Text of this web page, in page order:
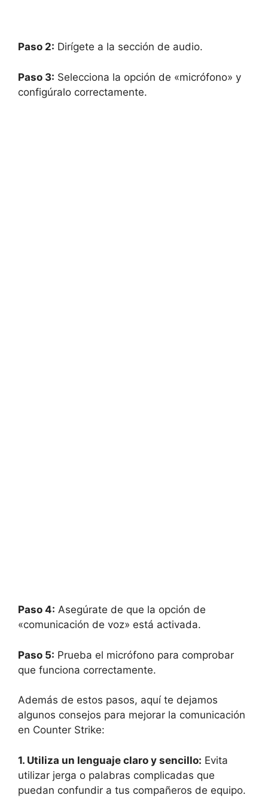
Paso 2: Dirígete a la sección de audio.
Paso 3: Selecciona la opción de «micrófono» y
configúralo correctamente.
Paso 4: Asegúrate de que la opción de
«comunicación de voz» está activada.
Paso 5: Prueba el micrófono para comprobar
que funciona correctamente.
Además de estos pasos, aquí te dejamos
algunos consejos para mejorar la comunicación
en Counter Strike:
1. Utiliza un lenguaje claro y sencillo: Evita
utilizar jerga o palabras complicadas que
puedan confundir a tus compañeros de equipo.